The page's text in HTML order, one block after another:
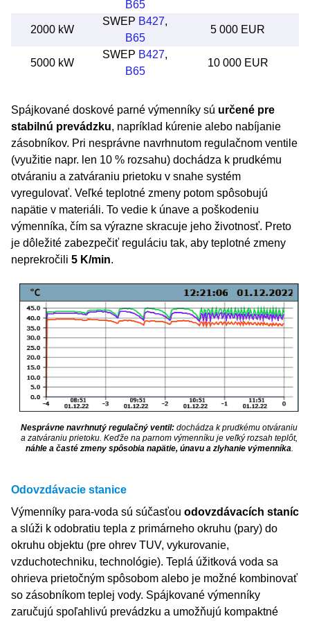
B65
2000 kW
SWEP B427,
B65
5 000 EUR
5000 kW
SWEP B427,
B65
10 000 EUR
Spájkované doskové parné výmenníky sú určené pre
stabilnú prevádzku, napríklad kúrenie alebo nabíjanie
zásobníkov. Pri nesprávne navrhnutom regulačnom ventile
(využitie napr. len 10 % rozsahu) dochádza k prudkému
otváraniu a zatváraniu prietoku v snahe systém
vyregulovať. Veľké teplotné zmeny potom spôsobujú
napätie v materiáli. To vedie k únave a poškodeniu
výmenníka, čím sa výrazne skracuje jeho životnosť. Preto
je dôležité zabezpečiť reguláciu tak, aby teplotné zmeny
neprekročili 5 K/min.
Nesprávne navrhnutý regulačný ventil: dochádza k prudkému otváraniu
a zatváraniu prietoku. Keďže na parnom výmenníku je veľký rozsah teplôt,
náhle a časté zmeny spôsobia napätie, únavu a zlyhanie výmenníka.
Odovzdávacie stanice
Výmenníky para-voda sú súčasťou odovzdávacích staníc
a slúži k odobratiu tepla z primárneho okruhu (pary) do
okruhu objektu (pre ohrev TUV, vykurovanie,
vzduchotechniku, technológie). Teplá úžitková voda sa
ohrieva prietočným spôsobom alebo je možné kombinovať
so zásobníkom teplej vody. Spájkované výmenníky
zaručujú spoľahlivú prevádzku a umožňujú kompaktné